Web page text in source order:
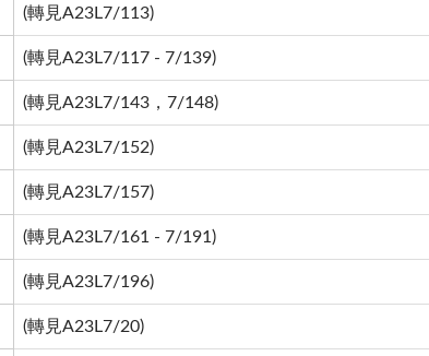
(轉見A23L7/113)
(轉見A23L7/117 - 7/139)
(轉見A23L7/143，7/148)
(轉見A23L7/152)
(轉見A23L7/157)
(轉見A23L7/161 - 7/191)
(轉見A23L7/196)
(轉見A23L7/20)